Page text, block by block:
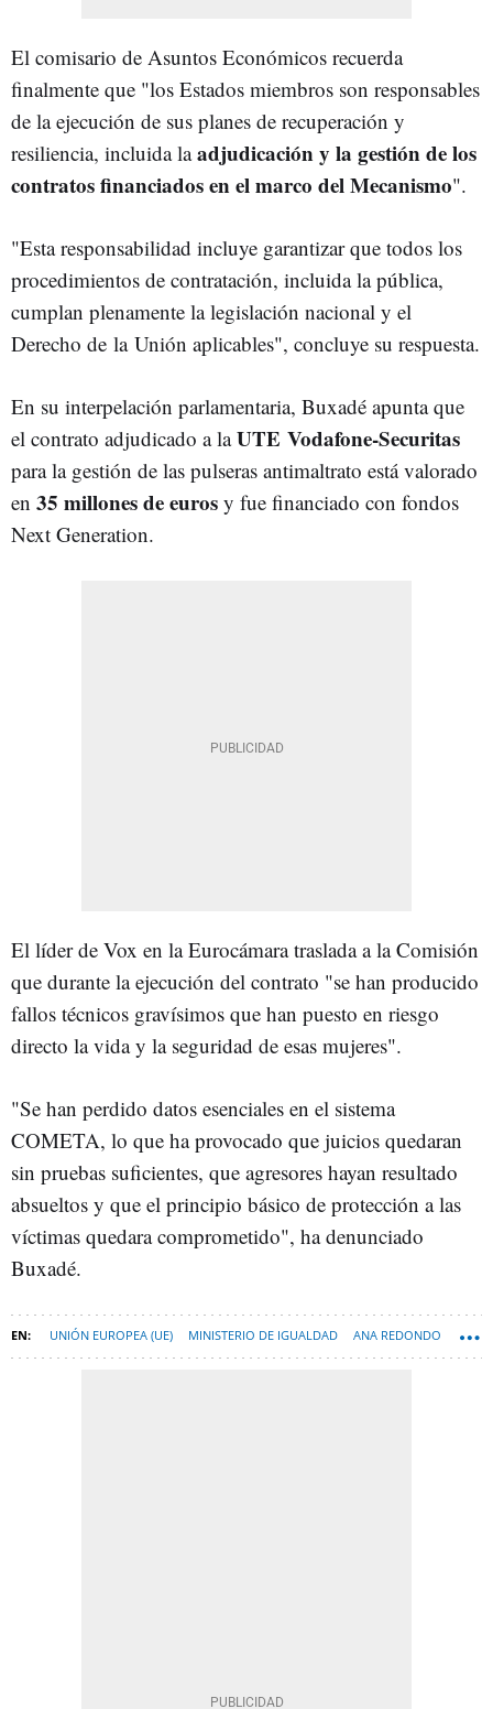
El comisario de Asuntos Económicos recuerda
finalmente que "los Estados miembros son responsables
de la ejecución de sus planes de recuperación y
resiliencia, incluida laadjudicación y la gestión de los
contratos financiados en el marco del Mecanismo".
"Esta responsabilidad incluye garantizar que todos los
procedimientos de contratación, incluida la pública,
cumplan plenamente la legislación nacional y el
Derecho de la Unión aplicables", concluye su respuesta.
En su interpelación parlamentaria, Buxadé apunta que
el contrato adjudicado a laUTE Vodafone‑Securitas
para la gestión de las pulseras antimaltrato está valorado
en 35 millones de euros y fue financiado con fondos
Next Generation.
El líder de Vox en la Eurocámara traslada a la Comisión
que durante la ejecución del contrato "se han producido
fallos técnicos gravísimos que han puesto en riesgo
directo la vida y la seguridad de esas mujeres".
"Se han perdido datos esenciales en el sistema
COMETA, lo que ha provocado que juicios quedaran
sin pruebas suficientes, que agresores hayan resultado
absueltos y que el principio básico de protección a las
víctimas quedara comprometido", ha denunciado
Buxadé.
UNIÓN EUROPEA (UE) MINISTERIO DE IGUALDAD ANA REDONDO